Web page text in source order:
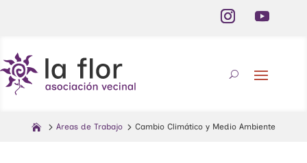
Areas de Trabajo Cambio Climático y Medio Ambiente